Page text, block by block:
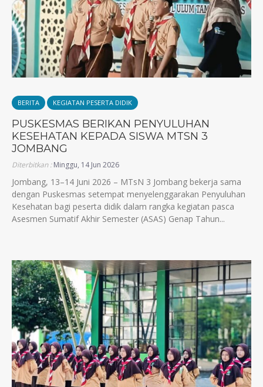
BERITA KEGIATAN PESERTA DIDIK
PUSKESMAS BERIKAN PENYULUHAN
KESEHATAN KEPADA SISWA MTSN 3
JOMBANG
Diterbitkan :Minggu, 14 Jun 2026
Jombang, 13–14 Juni 2026 – MTsN 3 Jombang bekerja sama
dengan Puskesmas setempat menyelenggarakan Penyuluhan
Kesehatan bagi peserta didik dalam rangka kegiatan pasca
Asesmen Sumatif Akhir Semester (ASAS) Genap Tahun...